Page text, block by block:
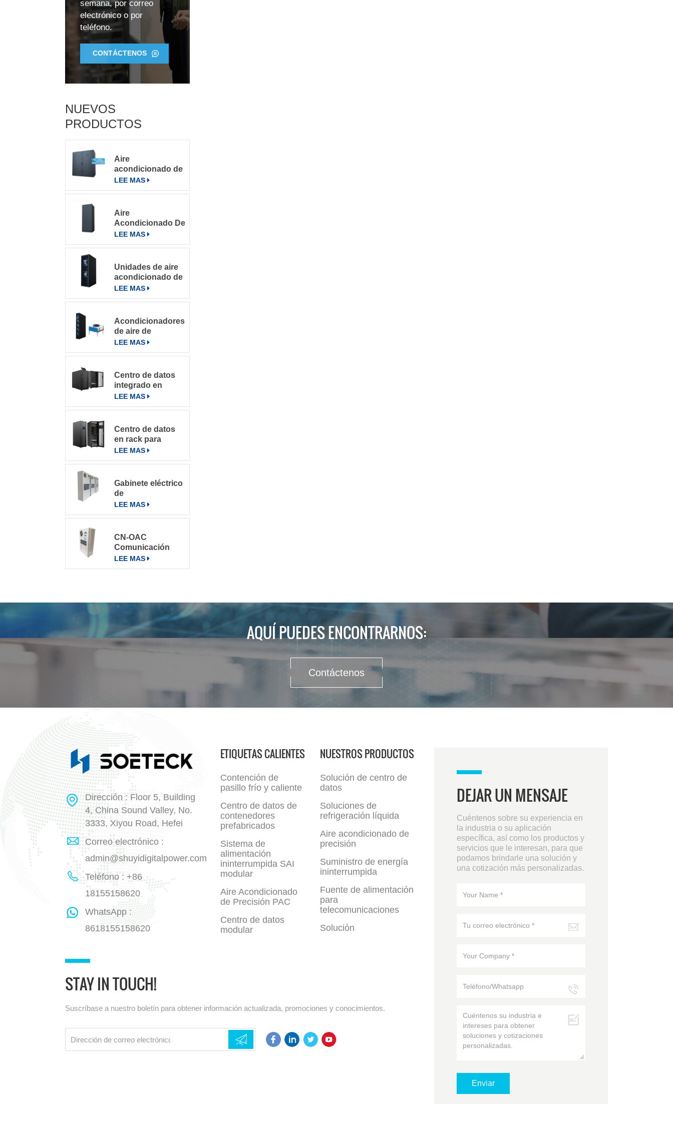
semana, por correo
electrónico o por
teléfono.
CONTÁCTENOS
NUEVOS
PRODUCTOS
Aire
acondicionado de
precisión para
salas de
grandes
LEE MAS
Aire
Acondicionado De
Precisión Para
Salas De
LEE MAS
Unidades de aire
acondicionado de
precisión con
refrigeración por
LEE MAS
Acondicionadores
de aire de
precisión en fila
de la serie
centros de datos
con sistema de
control inteligente
LEE MAS
Centro de datos
integrado en
microbastidores
LEE MAS
Centro de datos
en rack para
varios entornos
LEE MAS
Gabinete eléctrico
de
telecomunicaciones
Aire
Aire
acondicionado
LEE MAS
CN-OAC
Comunicación
exterior Gabinete
eléctrico Aire
LEE MAS
AQUÍ PUEDES ENCONTRARNOS:
Contáctenos
Dirección : Floor 5, Building
4, China Sound Valley, No.
3333, Xiyou Road, Hefei
Correo electrónico :
admin@shuyidigitalpower.com
Teléfono : +86
18155158620
WhatsApp :
8618155158620
ETIQUETAS CALIENTES
Contención de
pasillo frío y caliente
Centro de datos de
contenedores
prefabricados
Sistema de
alimentación
ininterrumpida SAI
modular
Aire Acondicionado
de Precisión PAC
Centro de datos
modular
NUESTROS PRODUCTOS
Solución de centro de
datos
Soluciones de
refrigeración líquida
Aire acondicionado de
precisión
Suministro de energía
ininterrumpida
Fuente de alimentación
para
telecomunicaciones
Solución
STAY IN TOUCH!
Suscríbase a nuestro boletín para obtener información actualizada, promociones y conocimientos.
DEJAR UN MENSAJE
Cuéntenos sobre su experiencia en
la industria o su aplicación
específica, así como los productos y
servicios que le interesan, para que
podamos brindarle una solución y
una cotización más personalizadas.